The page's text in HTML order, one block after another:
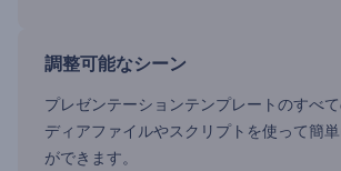
調整可能なシーン
プレゼンテーションテンプレートのすべ
ディアファイルやスクリプトを使って簡
ができます。